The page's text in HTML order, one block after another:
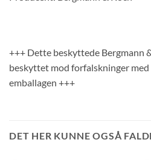
+++ Dette beskyttede Bergmann
beskyttet mod forfalskninger med
emballagen +++
DET HER KUNNE OGSÅ